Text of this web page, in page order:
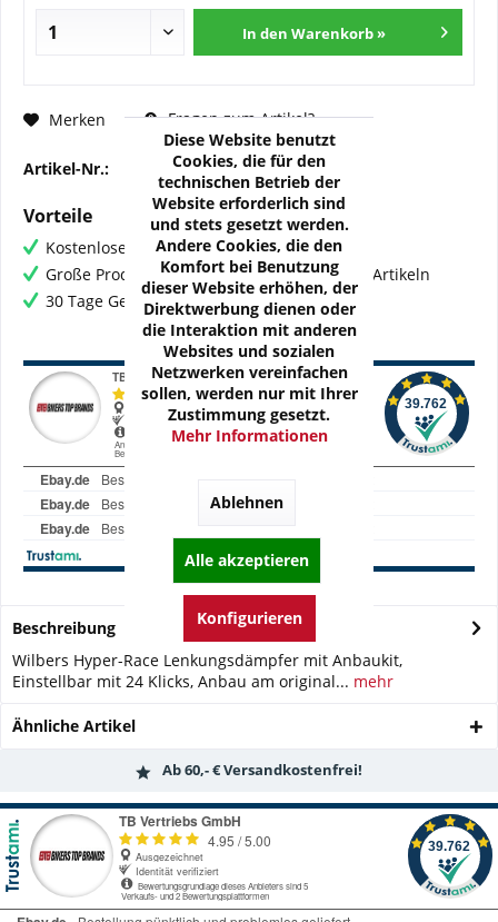
In den Warenkorb »
Merken Fragen zum Artikel?
Artikel-Nr.: 876-5201-01
Vorteile
Kostenloser Versand ab € 60,- Bestellwert
Große Produktauswahl mit mehr als 80.000 Artikeln
30 Tage Geld-Zurück-Garantie
Beschreibung
Wilbers Hyper-Race Lenkungsdämpfer mit Anbaukit,
Einstellbar mit 24 Klicks, Anbau am original... mehr
Ähnliche Artikel
Ab 60,- € Versandkostenfrei!
Diese Website benutzt
Cookies, die für den
technischen Betrieb der
Website erforderlich sind
und stets gesetzt werden.
Andere Cookies, die den
Komfort bei Benutzung
dieser Website erhöhen, der
Direktwerbung dienen oder
die Interaktion mit anderen
Websites und sozialen
Netzwerken vereinfachen
sollen, werden nur mit Ihrer
Zustimmung gesetzt.
Mehr Informationen
Ablehnen
Alle akzeptieren
Konfigurieren